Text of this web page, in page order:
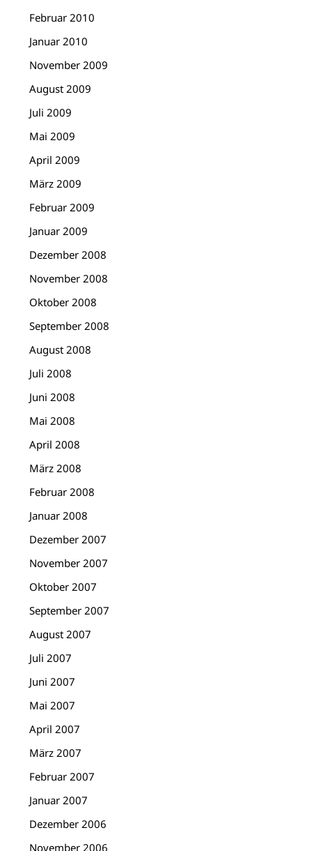
Februar 2010
Januar 2010
November 2009
August 2009
Juli 2009
Mai 2009
April 2009
März 2009
Februar 2009
Januar 2009
Dezember 2008
November 2008
Oktober 2008
September 2008
August 2008
Juli 2008
Juni 2008
Mai 2008
April 2008
März 2008
Februar 2008
Januar 2008
Dezember 2007
November 2007
Oktober 2007
September 2007
August 2007
Juli 2007
Juni 2007
Mai 2007
April 2007
März 2007
Februar 2007
Januar 2007
Dezember 2006
November 2006